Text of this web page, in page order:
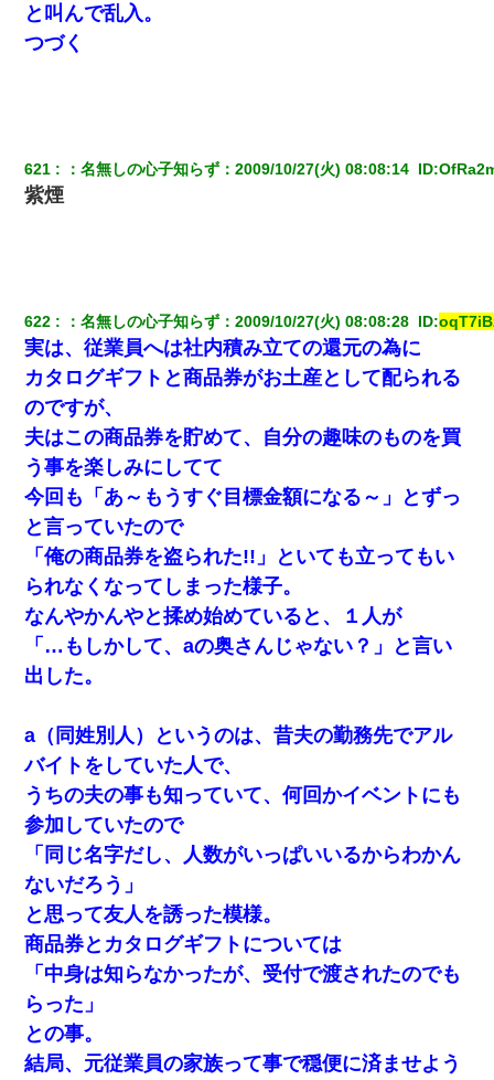
と叫んで乱入。
つづく
621 ：名無しの心子知らず ：2009/10/27(火) 08:08:14 ID:
紫煙
622 ：名無しの心子知らず ：2009/10/27(火) 08:08:28 ID:
実は、従業員へは社内積み立ての還元の為に
カタログギフトと商品券がお土産として配られる
のですが、
夫はこの商品券を貯めて、自分の趣味のものを買
う事を楽しみにしてて
今回も「あ～もうすぐ目標金額になる～」とずっ
と言っていたので
「俺の商品券を盗られた!!」といても立ってもい
られなくなってしまった様子。
なんやかんやと揉め始めていると、１人が
「…もしかして、aの奥さんじゃない？」と言い
出した。
a（同姓別人）というのは、昔夫の勤務先でアル
バイトをしていた人で、
うちの夫の事も知っていて、何回かイベントにも
参加していたので
「同じ名字だし、人数がいっぱいいるからわかん
ないだろう」
と思って友人を誘った模様。
商品券とカタログギフトについては
「中身は知らなかったが、受付で渡されたのでも
らった」
との事。
結局、元従業員の家族って事で穏便に済ませよう